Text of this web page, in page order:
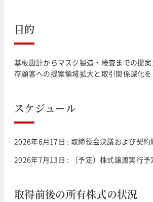
目的
基板設計からマスク製造・検査までの提
存顧客への提案領域拡大と取引関係深化を
スケジュール
2026年6月17日 : 取締役会決議および契約
2026年7月13日 : （予定）株式譲渡実行予
取得前後の所有株式の状況